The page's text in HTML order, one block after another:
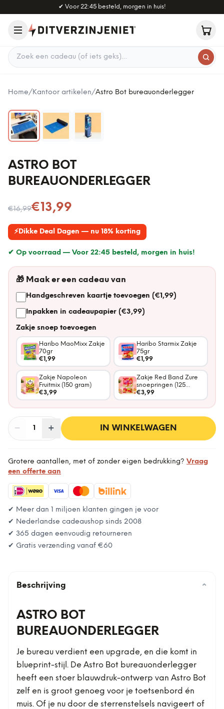
Naar hoofdinhoud
✔ Voor 22:45 besteld, morgen in huis!
Zoek een cadeau
Home/Kantoor artikelen/Astro Bot bureauonderlegger
ASTRO BOT
BUREAUONDERLEGGER
€16,99
Nu voor€13,99
⚡Dikke Deal Dagen — nu 18% korting
✔ Op voorraad — Voor 22:45 besteld, morgen in huis!
🎁 Maak er een cadeau van
Handgeschreven kaartje toevoegen (€1,99)
Inpakken in cadeaupapier (€3,99)
Zakje snoep toevoegen
Haribo MaoMixx Zakje
70gr
€1,99
Haribo Starmix Zakje
75gr
€1,99
Zakje Napoleon
Fruitmix (150 gram)
€3,99
Zakje Red Band Zure
snoepringen (125
gram)
€3,99
− Aantal
1 + IN WINKELWAGEN
Grotere aantallen, met of zonder eigen bedrukking? Vraag
een offerte aan
✔ Meer dan 1 miljoen klanten gingen je voor
✔ Nederlandse cadeaushop sinds 2008
✔ 365 dagen eenvoudig retourneren
✔ Gratis verzending vanaf €60
Beschrijving ⌄
ASTRO BOT
BUREAUONDERLEGGER
Je bureau verdient een upgrade, en die komt in
blueprint-stijl. De Astro Bot bureauonderlegger
heeft een stoer blauwdruk-ontwerp van Astro Bot
zelf en is groot genoeg voor je toetsenbord én
muis. Of je nu door de sterrenstelsels navigeert of